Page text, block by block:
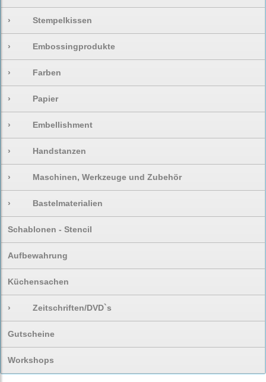
› Stempelkissen
› Embossingprodukte
› Farben
› Papier
› Embellishment
› Handstanzen
› Maschinen, Werkzeuge und Zubehör
› Bastelmaterialien
Schablonen - Stencil
Aufbewahrung
Küchensachen
› Zeitschriften/DVD`s
Gutscheine
Workshops